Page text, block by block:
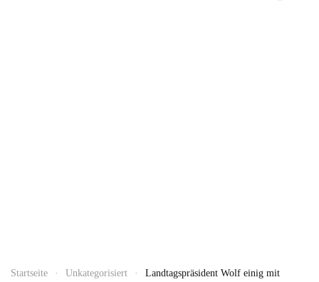
Startseite Unkategorisiert
Landtagspräsident Wolf einig mit